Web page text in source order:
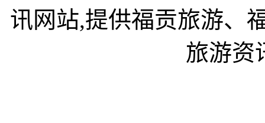
讯网站,提供福贡旅游、
旅游资